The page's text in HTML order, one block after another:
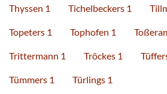
Thyssen 1 Tichelbeckers 1
Topeters 1 Tophofen 1
Trittermann 1 Tröckes 1
Tümmers 1 Türlings 1